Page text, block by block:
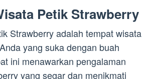
Petik Strawberry
Strawberry adalah tempat wisata
yang suka dengan buah
ini menawarkan pengalaman
yang segar dan menikmati